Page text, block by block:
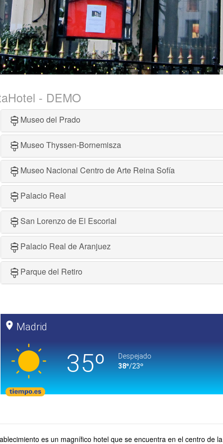
- DEMO
Museo del Prado
Museo Thyssen-Bornemisza
Museo Nacional Centro de Arte Reina Sofía
Palacio Real
San Lorenzo de El Escorial
Palacio Real de Aranjuez
Parque del Retiro
es un magnífico hotel que se encuentra en el centro de la